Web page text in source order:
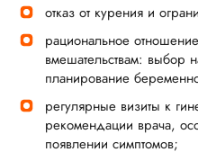
отказ от курения и
рациональное
вмешательствам: выбор
планирование
регулярные визиты к
рекомендации врача,
появлении симптомов;